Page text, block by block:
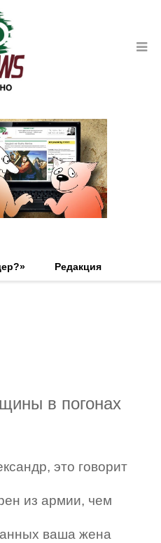
Редакция
в погонах
это говорит
из армии, чем
ваша жена